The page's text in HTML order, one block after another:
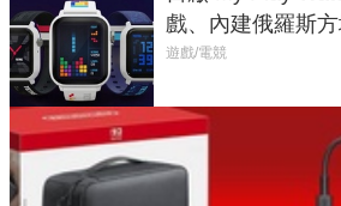
戲、內建俄羅斯
不過竟然不能連手
遊戲/電競